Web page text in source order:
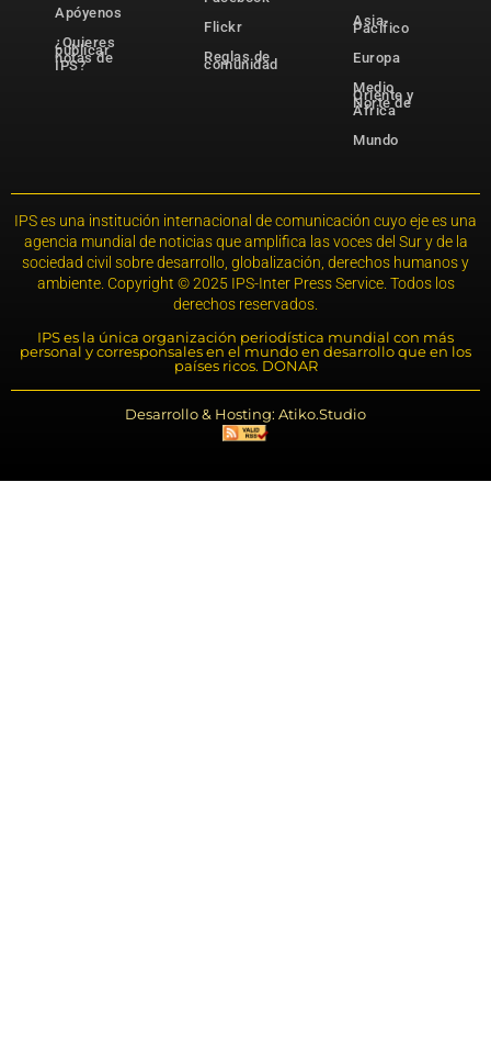
Apóyenos
¿Quieres
publicar
notas de
IPS?
Flickr
Reglas de
comunidad
Asia-
Pacífico
Europa
Medio
Oriente y
Norte de
África
Mundo
IPS es una institución internacional de comunicación cuyo eje es una
agencia mundial de noticias que amplifica las voces del Sur y de la
sociedad civil sobre desarrollo, globalización, derechos humanos y
ambiente. Copyright © 2025 IPS-Inter Press Service. Todos los
derechos reservados.
IPS es la única organización periodística mundial con más
personal y corresponsales en el mundo en desarrollo que en los
países ricos. DONAR
Desarrollo & Hosting: Atiko.Studio